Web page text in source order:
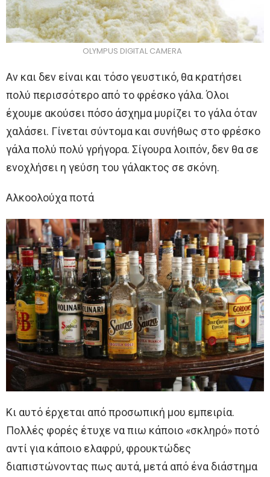
OLYMPUS DIGITAL CAMERA
Αν και δεν είναι και τόσο γευστικό, θα κρατήσει
πολύ περισσότερο από το φρέσκο γάλα. Όλοι
έχουμε ακούσει πόσο άσχημα μυρίζει το γάλα όταν
χαλάσει. Γίνεται σύντομα και συνήθως στο φρέσκο
γάλα πολύ πολύ γρήγορα. Σίγουρα λοιπόν, δεν θα σε
ενοχλήσει η γεύση του γάλακτος σε σκόνη.
Αλκοολούχα ποτά
Κι αυτό έρχεται από προσωπική μου εμπειρία.
Πολλές φορές έτυχε να πιω κάποιο «σκληρό» ποτό
αντί για κάποιο ελαφρύ, φρουκτώδες
διαπιστώνοντας πως αυτά, μετά από ένα διάστημα